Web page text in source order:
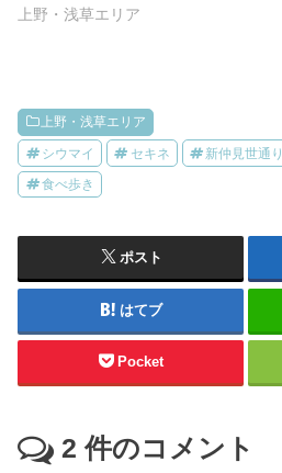
上野・浅草エリア
上野・浅草エリア
シウマイ セキネ 新仲見世通り
食べ歩き
ポスト
はてブ
Pocket
2 件のコメント